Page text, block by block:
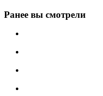
Ранее вы смотрели